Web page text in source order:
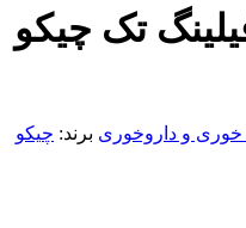
تک چیکو
و داروخوری برند: چیکو